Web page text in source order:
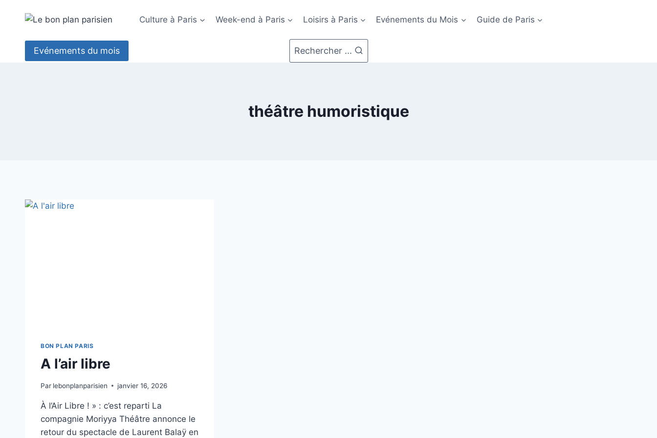
Culture à Paris Week-end à Paris Loisirs à Paris Evénements du Mois Guide de Paris
Evénements du mois Rechercher ...
théâtre humoristique
BON PLAN PARIS
A l’air libre
Par lebonplanparisien janvier 16, 2026
À l’Air Libre ! » : c’est reparti La
compagnie Moriyya Théâtre annonce le
retour du spectacle de Laurent Balaÿ en